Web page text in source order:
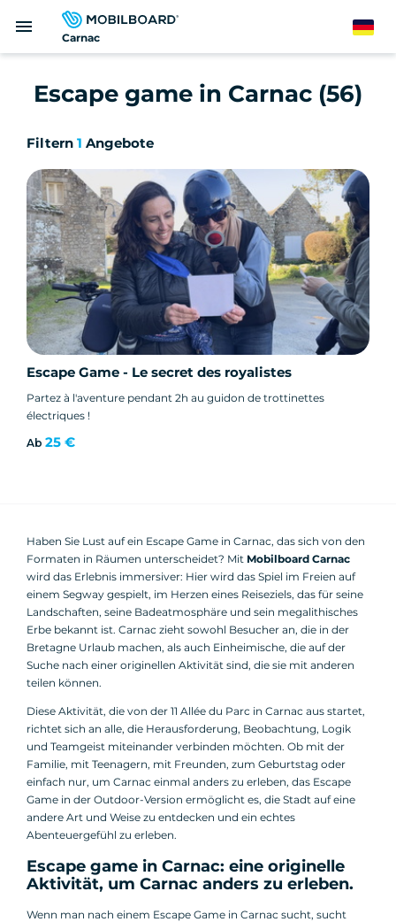
zum
Carnac
menu German
Escape game in Carnac (56)
Filtern 1 Angebote
Escape Game - Le secret des royalistes
Partez à l'aventure pendant 2h au guidon de trottinettes
électriques !
Ab 25 €
Haben Sie Lust auf ein Escape Game in Carnac, das sich von den
Formaten in Räumen unterscheidet? Mit Mobilboard Carnac
wird das Erlebnis immersiver: Hier wird das Spiel im Freien auf
einem Segway gespielt, im Herzen eines Reiseziels, das für seine
Landschaften, seine Badeatmosphäre und sein megalithisches
Erbe bekannt ist. Carnac zieht sowohl Besucher an, die in der
Bretagne Urlaub machen, als auch Einheimische, die auf der
Suche nach einer originellen Aktivität sind, die sie mit anderen
teilen können.
Diese Aktivität, die von der 11 Allée du Parc in Carnac aus startet,
richtet sich an alle, die Herausforderung, Beobachtung, Logik
und Teamgeist miteinander verbinden möchten. Ob mit der
Familie, mit Teenagern, mit Freunden, zum Geburtstag oder
einfach nur, um Carnac einmal anders zu erleben, das Escape
Game in der Outdoor-Version ermöglicht es, die Stadt auf eine
andere Art und Weise zu entdecken und ein echtes
Abenteuergefühl zu erleben.
Escape game in Carnac: eine originelle
Aktivität, um Carnac anders zu erleben.
Wenn man nach einem Escape Game in Carnac sucht, sucht